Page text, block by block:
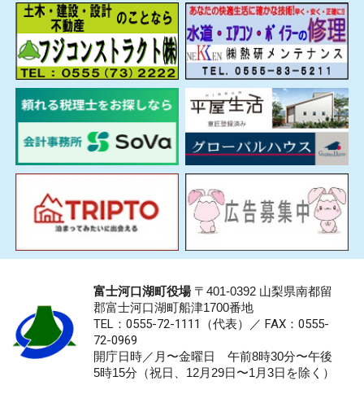
富士河口湖町役場〒401-0392 山梨県南都留
郡富士河口湖町船津1700番地
TEL：0555-72-1111 （代表）／ FAX：0555-
72-0969
開庁日時／月〜金曜日 午前8時30分〜午後
5時15分（祝日、12月29日〜1月3日を除く）